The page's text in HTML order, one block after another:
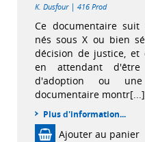
K. Dusfour | 416 Prod
Ce documentaire
nés sous X ou bien
décision de justice,
en attendant
d'adoption ou
documentaire montr[...]
Plus d'information...
Ajouter au panier